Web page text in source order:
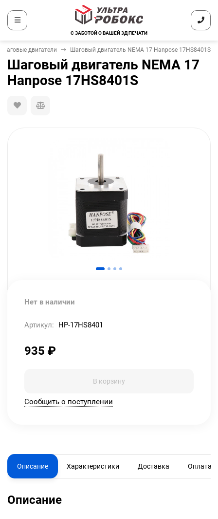
С ЗАБОТОЙ О ВАШЕЙ 3Д ПЕЧАТИ
Шаговые двигатели Шаговый двигатель NEMA 17 Hanpose 17HS8401S
Шаговый двигатель NEMA 17
Hanpose 17HS8401S
Нет в наличии
Артикул: HP-17HS8401
935 ₽
В корзину
Сообщить о поступлении
Описание Характеристики Доставка Оплата
Описание